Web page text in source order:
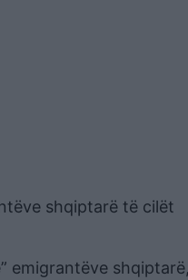
shqiptarë të cilët
emigrantëve shqiptarë,